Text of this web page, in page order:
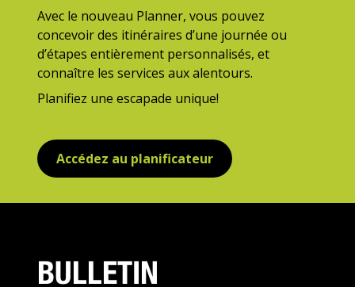
Avec le nouveau Planner, vous pouvez
concevoir des itinéraires d’une journée ou
d’étapes entièrement personnalisés, et
connaître les services aux alentours.
Planifiez une escapade unique!
Accédez au planificateur
BULLETIN